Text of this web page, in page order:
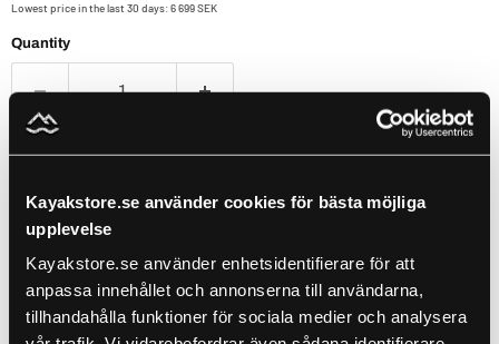
Kayakstore.se använder cookies för bästa möjliga
upplevelse
Kayakstore.se använder enhetsidentifierare för att
anpassa innehållet och annonserna till användarna,
tillhandahålla funktioner för sociala medier och analysera
Lowest price in the last 30 days:6 699 SEK
Quantity
Populärt att kombinera med detta ✨
Use the Previous and Next buttons to navigate through product
Lowrance Eagle 5 No Transducer + C-MAP DISCOVER - Baltic Sea